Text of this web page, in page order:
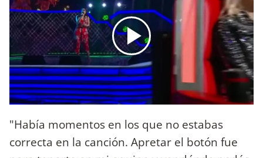
"Había momentos en los que no estabas
correcta en la canción. Apretar el botón fue